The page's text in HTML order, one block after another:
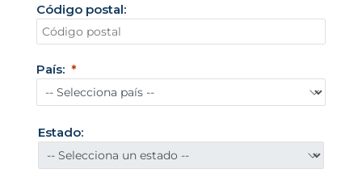
t
a
d
o
s
n
i
Código postal:
País:
Estado: